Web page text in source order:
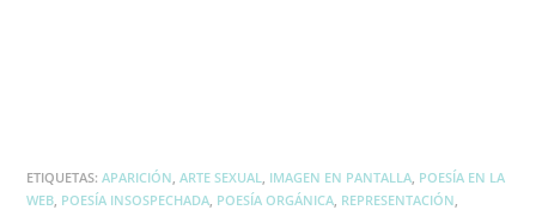
ETIQUETAS:APARICIÓN ARTE SEXUAL IMAGEN EN PANTALLA POESÍA EN LA
WEB POESÍA INSOSPECHADA POESÍA ORGÁNICA REPRESENTACIÓN